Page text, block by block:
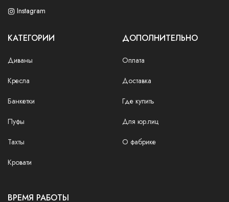
Instagram
КАТЕГОРИИ
Диваны
Кресла
Банкетки
Пуфы
Тахты
Кровати
ДОПОЛНИТЕЛЬНО
Оплата
Доставка
Где купить
Для юр.лиц
О фабрике
ВРЕМЯ РАБОТЫ